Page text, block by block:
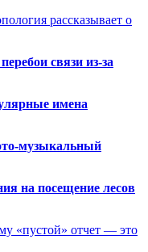
рассказывает о
связи из-за
имена
музыкальный
на посещение лесов
«пустой» отчет — это